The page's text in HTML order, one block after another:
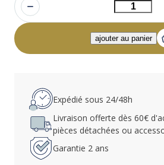
Expédié sous 24/48h
Livraison offerte dès 60€
pièces détachées ou
Garantie 2 ans